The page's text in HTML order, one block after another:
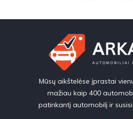
Mūsų aikštelėse įprastai
mažiau kaip 400
patinkantį automobilį ir